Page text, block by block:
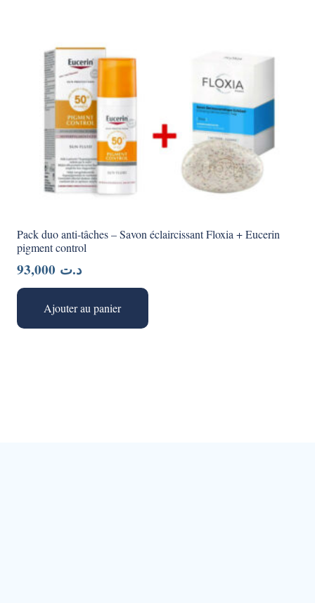
Pack duo anti-tâches – Savon éclaircissant Floxia + Eucerin
pigment control
د.ت
Ajouter au panier